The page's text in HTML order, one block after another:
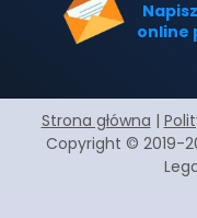
online
Strona główna |
Copyright © 2019-